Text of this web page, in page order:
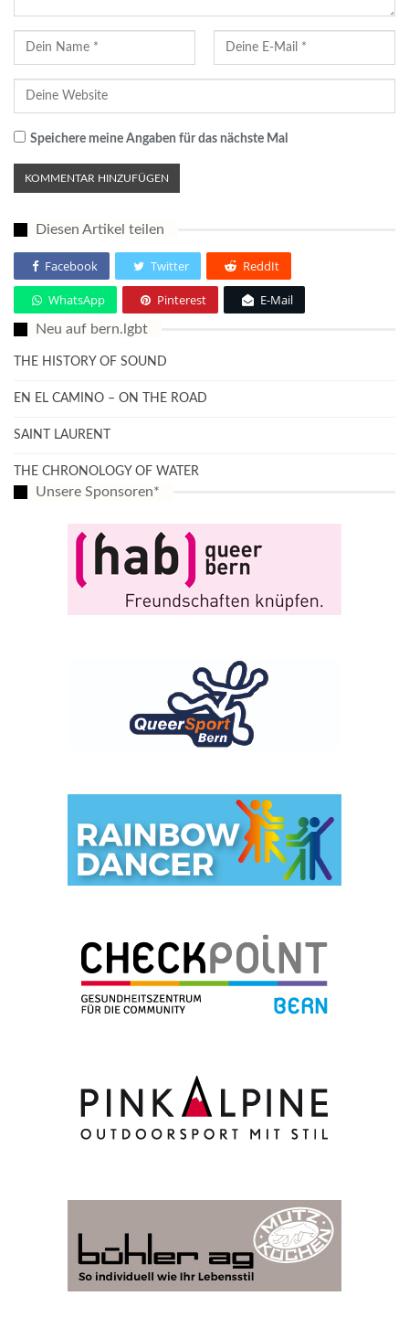
Speichere meine Angaben für das nächste Mal
Diesen Artikel teilen
Facebook Twitter ReddIt
WhatsApp Pinterest E-Mail
Neu auf bern.lgbt
THE HISTORY OF SOUND
EN EL CAMINO – ON THE ROAD
SAINT LAURENT
THE CHRONOLOGY OF WATER
Unsere Sponsoren*